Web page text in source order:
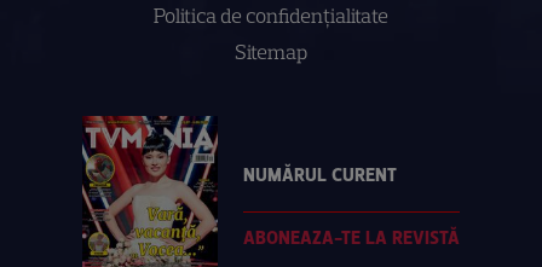
Politica de confidenţialitate
Sitemap
NUMĂRUL CURENT
ABONEAZA-TE LA REVISTĂ